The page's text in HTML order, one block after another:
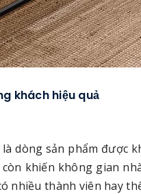
khách hiệu quả
dòng sản phẩm được
khiến không gian
thành viên hay